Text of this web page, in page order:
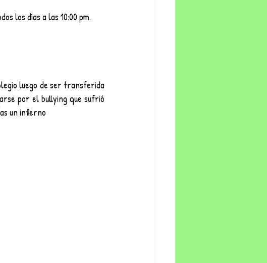
los días a las 10:00 pm.
luego de ser transferida
por el bullying que sufrió
un infierno